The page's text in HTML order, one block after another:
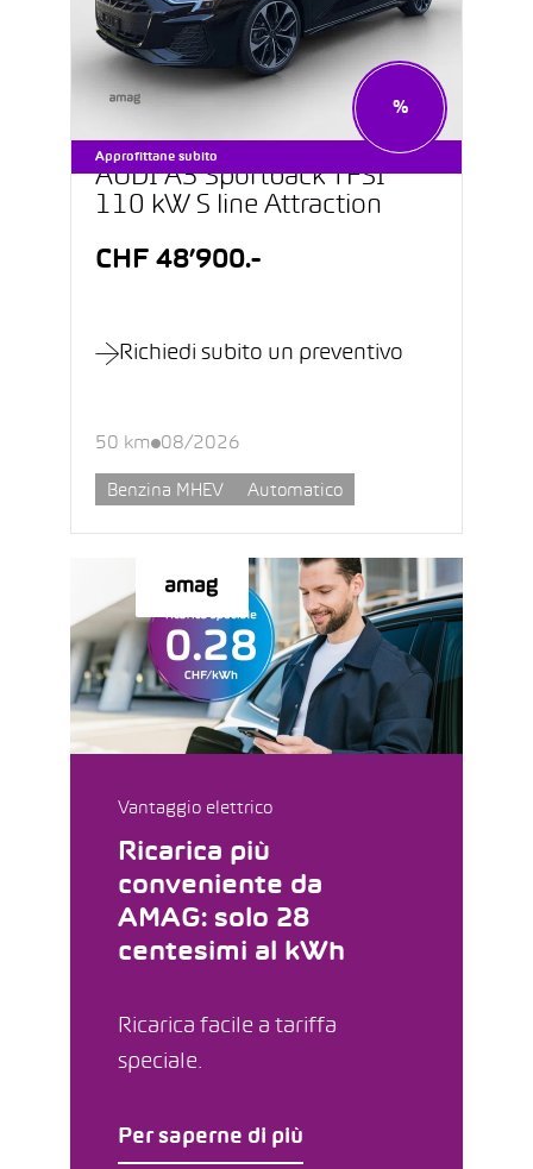
Approfittane subito
%
AUDI A3 Sportback TFSI
110 kW S line Attraction
CHF 48’900.-
Richiedi subito un preventivo
50 km 08/2026
Benzina MHEV Automatico
Vantaggio elettrico
Ricarica più
conveniente da
AMAG: solo 28
centesimi al kWh
Ricarica facile a tariffa
speciale.
Per saperne di più